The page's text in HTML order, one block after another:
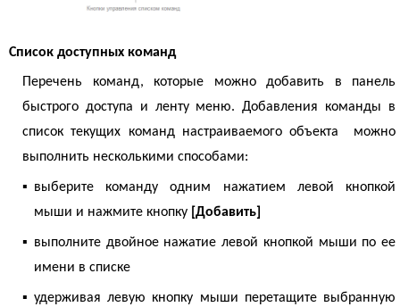
Список доступных команд
Перечень команд, которые можно добавить в панель
быстрого доступа и ленту меню. Добавления команды в
список текущих команд настраиваемого объекта можно
выполнить несколькими способами:
▪ выберите команду одним нажатием левой кнопкой
мыши и нажмите кнопку [Добавить]
▪ выполните двойное нажатие левой кнопкой мыши по ее
имени в списке
▪ удерживая левую кнопку мыши перетащите выбранную